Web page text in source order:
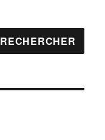
RECHERCHER